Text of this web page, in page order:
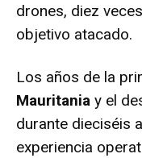
drones, diez
objetivo atacado.
Los años de la
Mauritania y el
durante dieciséis
experiencia